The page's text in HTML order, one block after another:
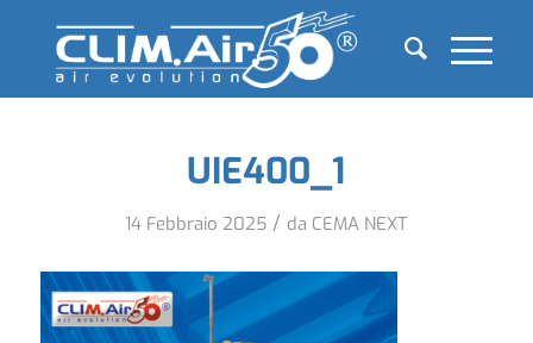
UIE400_1
14 Febbraio 2025 / da CEMA NEXT